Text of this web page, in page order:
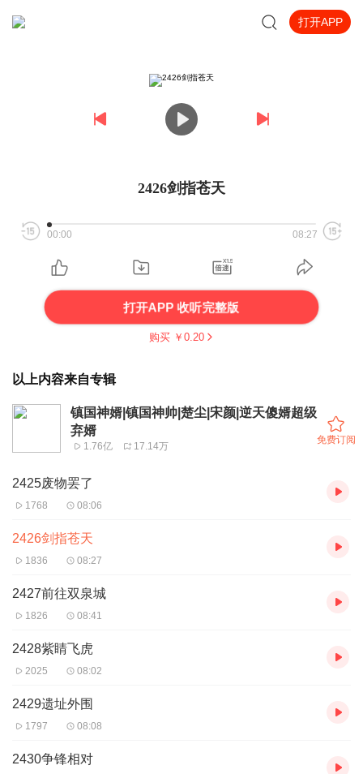
打开APP
2426剑指苍天
00:00 08:27
打开APP 收听完整版
购买 ￥ 0.20
以上内容来自专辑
镇国神婿|镇国神帅|楚尘|宋颜|逆天傻婿超级
弃婿
1.76亿 17.14万
免费订阅
2425废物罢了
1768 08:06
2426剑指苍天
1836 08:27
2427前往双泉城
1826 08:41
2428紫睛飞虎
2025 08:02
2429遗址外围
1797 08:08
2430争锋相对